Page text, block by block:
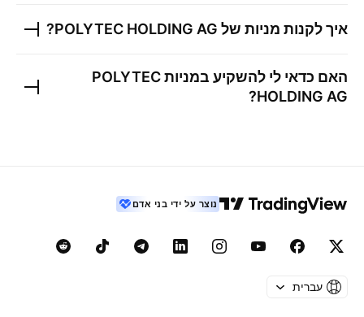
איך לקנות מניות של POLYTEC HOLDING AG
?
האם כדאי לי להשקיע במניותPOLYTEC
HOLDING AG
?
נוצר על ידי בני אדם
עברית